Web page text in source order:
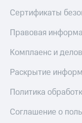
Сертификаты
Правовая
Комплаенс и
Раскрытие
Политика
Соглашение о